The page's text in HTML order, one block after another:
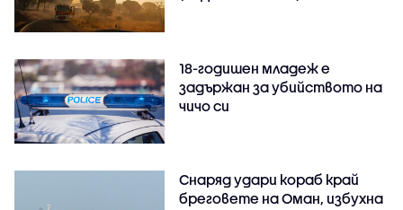
18-годишен младеж е
задържан за убийството на
чичо си
Снаряд удари кораб край
бреговете на Оман, избухна